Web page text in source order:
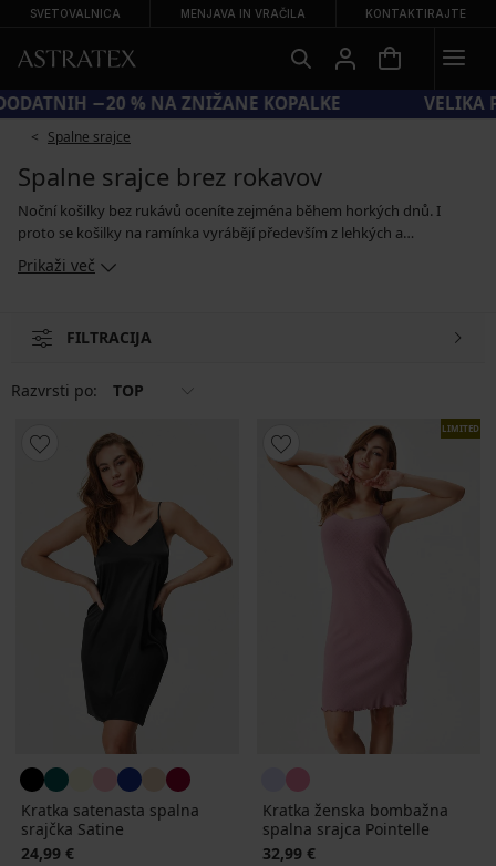
SVETOVALNICA MENJAVA IN VRAČILA KONTAKTIRAJTE
KODA SUN20 = DODATNIH −20 % NA ZNIŽANE KOPALKE
Spalne srajce
Spalne srajce brez rokavov
Noční košilky bez rukávů oceníte zejména během horkých dnů. I
proto se košilky na ramínka vyrábějí především z lehkých a
prodyšných materiálů, jako je bavlna, viskóza nebo modal. Oblíbené
jsou také svůdné modely ze saténu, který nejen skvěle vypadá, ale
nebo košilek s všitou podprsenkou. Toto řešení ocení zejména ženy s
Prikaži več
FILTRACIJA
Razvrsti po: TOP
Kratka satenasta spalna
srajčka Satine
24,99 €
LIMITED
Kratka ženska bombažna
spalna srajca Pointelle
32,99 €